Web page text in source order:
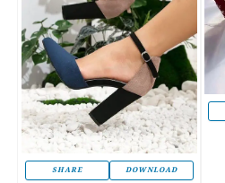
SHARE DOWNLOAD